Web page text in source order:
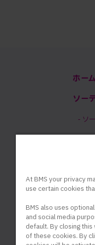
ホーム
ソー
- ソ
At BMS your privacy
use certain cookies
BMS also uses
and social media
default. By closing
of these cookies. By